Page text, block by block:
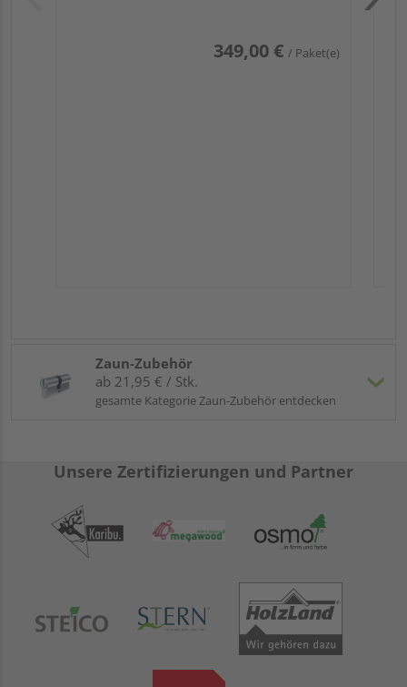
349,00 € / Paket(e)
Zaun-Zubehör
ab 21,95 € / Stk.
gesamte Kategorie Zaun-Zubehör entdecken
Unsere Zertifizierungen und Partner